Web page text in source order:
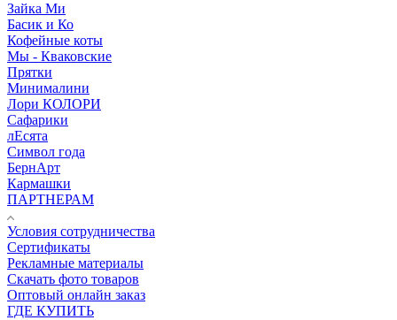
Зайка Ми
Басик и Ко
Кофейные коты
Мы - Кваковские
Прятки
Минималини
Лори КОЛОРИ
Сафарики
лЕсята
Символ года
БернАрт
Кармашки
ПАРТНЕРАМ
Условия сотрудничества
Сертификаты
Рекламные материалы
Скачать фото товаров
Оптовый онлайн заказ
ГДЕ КУПИТЬ